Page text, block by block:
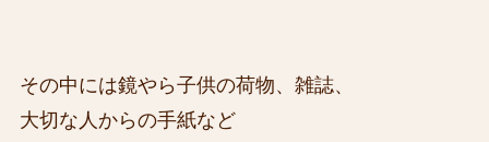
その中には鏡やら子供の荷物、雑誌、
大切な人からの手紙など